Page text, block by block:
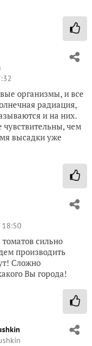
организмы, и все
радиация,
и на них.
чем
высадки уже
18:50
сильно
производить
Сложно
Вы города!